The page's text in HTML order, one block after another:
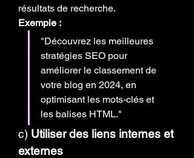
résultats de recherche.
Exemple :
"Découvrez les meilleures
stratégies SEO pour
améliorer le classement de
votre blog en 2024, en
optimisant les mots-clés et
les balises HTML."
c) Utiliser des liens internes et
externes